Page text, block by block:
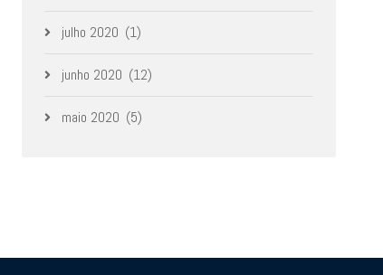
julho 2020 (1)
junho 2020 (12)
maio 2020 (5)